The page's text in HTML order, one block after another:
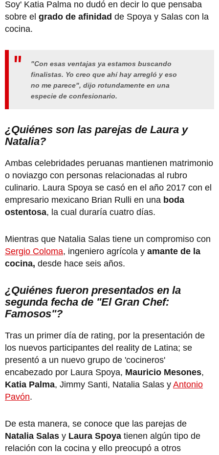
Soy' Katia Palma no dudó en decir lo que pensaba
sobre el grado de afinidad de Spoya y Salas con la
cocina.
"Con esas ventajas ya estamos buscando
finalistas. Yo creo que ahí hay arregló y eso
no me parece", dijo rotundamente en una
especie de confesionario.
¿Quiénes son las parejas de Laura y
Natalia?
Ambas celebridades peruanas mantienen matrimonio
o noviazgo con personas relacionadas al rubro
culinario. Laura Spoya se casó en el año 2017 con el
empresario mexicano Brian Rulli en una boda
ostentosa, la cual duraría cuatro días.
Mientras que Natalia Salas tiene un compromiso con
Sergio Coloma, ingeniero agrícola y amante de la
cocina, desde hace seis años.
¿Quiénes fueron presentados en la
segunda fecha de "El Gran Chef:
Famosos"?
Tras un primer día de rating, por la presentación de
los nuevos participantes del reality de Latina; se
presentó a un nuevo grupo de 'cocineros'
encabezado por Laura Spoya, Mauricio Mesones,
Katia Palma, Jimmy Santi, Natalia Salas y Antonio
Pavón.
De esta manera, se conoce que las parejas de
Natalia Salas y Laura Spoya tienen algún tipo de
relación con la cocina y ello preocupó a otros